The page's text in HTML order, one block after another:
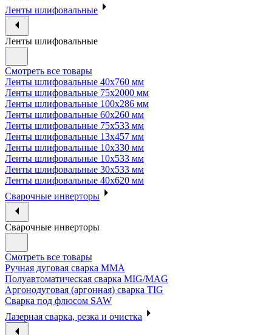
Ленты шлифовальные
Ленты шлифовальные
Смотреть все товары
Ленты шлифовальные 40х760 мм
Ленты шлифовальные 75х2000 мм
Ленты шлифовальные 100х286 мм
Ленты шлифовальные 60х260 мм
Ленты шлифовальные 75х533 мм
Ленты шлифовальные 13х457 мм
Ленты шлифовальные 10х330 мм
Ленты шлифовальные 10х533 мм
Ленты шлифовальные 30х533 мм
Ленты шлифовальные 40х620 мм
Сварочные инверторы
Сварочные инверторы
Смотреть все товары
Ручная дуговая сварка MMA
Полуавтоматическая сварка MIG/MAG
Аргонодуговая (аргонная) сварка TIG
Сварка под флюсом SAW
Лазерная сварка, резка и очистка